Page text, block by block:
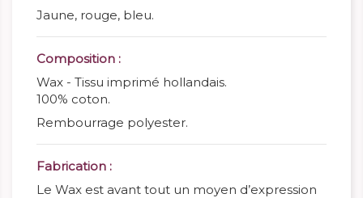
Jaune, rouge, bleu.
Composition :
Wax - Tissu imprimé hollandais.
100% coton.
Rembourrage polyester.
Fabrication :
Le Wax est avant tout un moyen d’expression